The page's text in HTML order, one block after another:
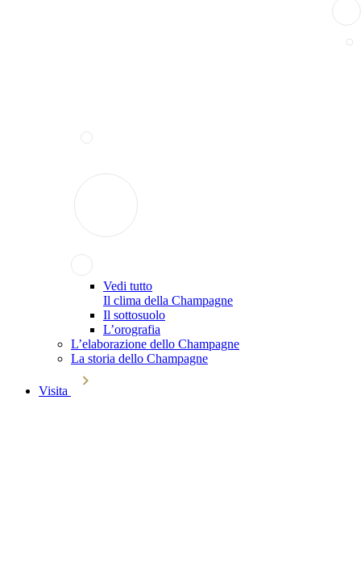
Vedi tutto
Il clima della Champagne
Il sottosuolo
L’orografia
L’elaborazione dello Champagne
La storia dello Champagne
Visita